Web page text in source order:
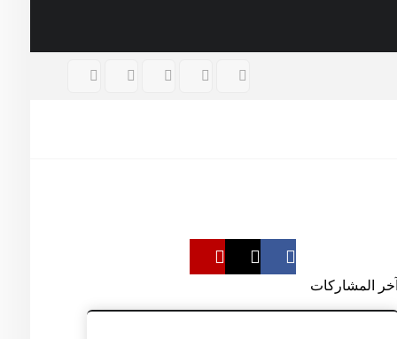
آخر المشاركات